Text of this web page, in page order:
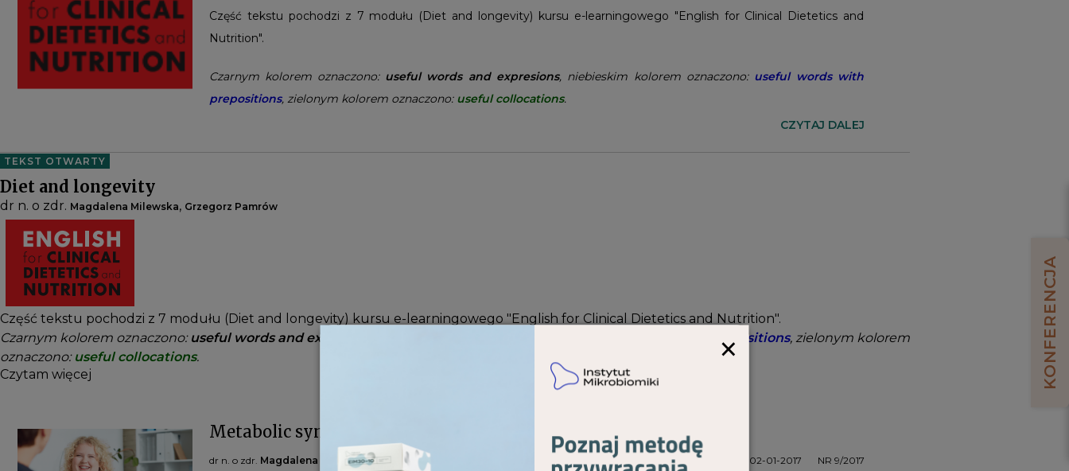
Część tekstu pochodzi z 7 modułu (Diet and longevity) kursu e-learningowego "English for Clinical Dietetics and
Nutrition".
Czarnym kolorem oznaczono: useful words and expresions, niebieskim kolorem oznaczono: useful words with
prepositions, zielonym kolorem oznaczono: useful collocations.
CZYTAJ DALEJ
TEKST OTWARTY
Diet and longevity
dr n. o zdr. Magdalena Milewska, Grzegorz Pamrów
Część tekstu pochodzi z 7 modułu (Diet and longevity) kursu e-learningowego "English for Clinical Dietetics and Nutrition".
Czarnym kolorem oznaczono: useful words and expresions useful words with prepositions, zielonym kolorem
oznaczono: useful collocations.
Czytam więcej
Metabolic syndrome + obesity
dr n. o zdr. Magdalena Milewska,Grzegorz Pamrów 02-01-2017 NR 9/2017
KONFERENCJA
×